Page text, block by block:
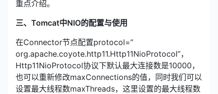
重点介绍。
三、Tomcat中NIO的配置与使用
在Connector节点配置protocol=”
org.apache.coyote.http11.Http11NioProtocol”，
Http11NioProtocol协议下默认最大连接数是10000，
也可以重新修改maxConnections的值，同时我们可以
设置最大线程数maxThreads，这里设置的最大线程数